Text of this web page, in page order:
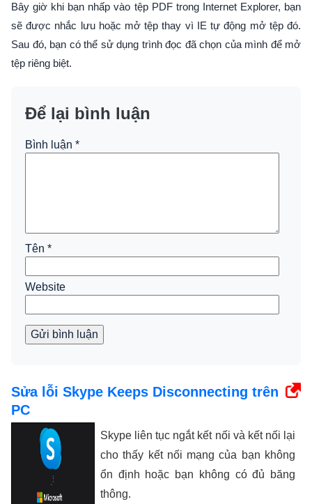
Bây giờ khi bạn nhấp vào tệp PDF trong Internet Explorer, bạn
sẽ được nhắc lưu hoặc mở tệp thay vì IE tự động mở tệp đó.
Sau đó, bạn có thể sử dụng trình đọc đã chọn của mình để mở
tệp riêng biệt.
Để lại bình luận
Bình luận *
Tên *
Website
Gửi bình luận
Sửa lỗi Skype Keeps Disconnecting trên
PC
Skype liên tục ngắt kết nối và kết nối lại
cho thấy kết nối mạng của bạn không
ổn định hoặc bạn không có đủ băng
thông.